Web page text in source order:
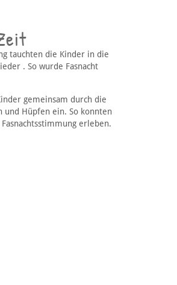
tauchten die Kinder in die
. So wurde Fasnacht
gemeinsam durch die
und Hüpfen ein. So konnten
erleben.